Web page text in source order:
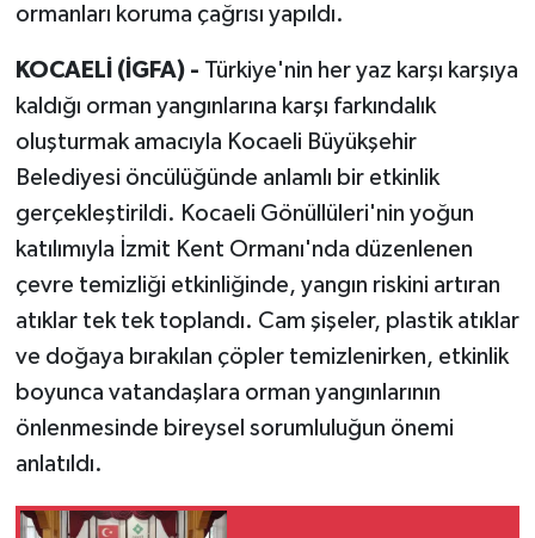
ormanları koruma çağrısı yapıldı.
KOCAELİ (İGFA) - Türkiye'nin her yaz karşı karşıya
kaldığı orman yangınlarına karşı farkındalık
oluşturmak amacıyla Kocaeli Büyükşehir
Belediyesi öncülüğünde anlamlı bir etkinlik
gerçekleştirildi. Kocaeli Gönüllüleri'nin yoğun
katılımıyla İzmit Kent Ormanı'nda düzenlenen
çevre temizliği etkinliğinde, yangın riskini artıran
atıklar tek tek toplandı. Cam şişeler, plastik atıklar
ve doğaya bırakılan çöpler temizlenirken, etkinlik
boyunca vatandaşlara orman yangınlarının
önlenmesinde bireysel sorumluluğun önemi
anlatıldı.